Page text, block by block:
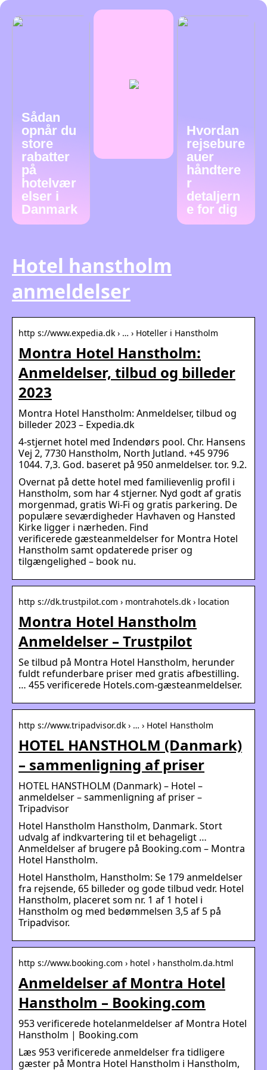
Sådan
opnår du
store
rabatter
på
hotelvær
elser i
Danmark
Hvordan
rejsebure
auer
håndtere
r
detaljern
e for dig
Hotel hanstholm
anmeldelser
http s://www.expedia.dk › … › Hoteller i Hanstholm
Montra Hotel Hanstholm:
Anmeldelser, tilbud og billeder
2023
Montra Hotel Hanstholm: Anmeldelser, tilbud og
billeder 2023 – Expedia.dk
4-stjernet hotel med Indendørs pool. Chr. Hansens
Vej 2, 7730 Hanstholm, North Jutland. +45 9796
1044. 7,3. God. baseret på 950 anmeldelser. tor. 9.2.
Overnat på dette hotel med familievenlig profil i
Hanstholm, som har 4 stjerner. Nyd godt af gratis
morgenmad, gratis Wi-Fi og gratis parkering. De
populære seværdigheder Havhaven og Hansted
Kirke ligger i nærheden. Find
verificerede gæsteanmeldelser for Montra Hotel
Hanstholm samt opdaterede priser og
tilgængelighed – book nu.
http s://dk.trustpilot.com › montrahotels.dk › location
Montra Hotel Hanstholm
Anmeldelser – Trustpilot
Se tilbud på Montra Hotel Hanstholm, herunder
fuldt refunderbare priser med gratis afbestilling.
… 455 verificerede Hotels.com-gæsteanmeldelser.
http s://www.tripadvisor.dk › … › Hotel Hanstholm
HOTEL HANSTHOLM (Danmark)
– sammenligning af priser
HOTEL HANSTHOLM (Danmark) – Hotel –
anmeldelser – sammenligning af priser –
Tripadvisor
Hotel Hanstholm Hanstholm, Danmark. Stort
udvalg af indkvartering til et behageligt …
Anmeldelser af brugere på Booking.com – Montra
Hotel Hanstholm.
Hotel Hanstholm, Hanstholm: Se 179 anmeldelser
fra rejsende, 65 billeder og gode tilbud vedr. Hotel
Hanstholm, placeret som nr. 1 af 1 hotel i
Hanstholm og med bedømmelsen 3,5 af 5 på
Tripadvisor.
http s://www.booking.com › hotel › hanstholm.da.html
Anmeldelser af Montra Hotel
Hanstholm – Booking.com
953 verificerede hotelanmeldelser af Montra Hotel
Hanstholm | Booking.com
Læs 953 verificerede anmeldelser fra tidligere
gæster på Montra Hotel Hanstholm i Hanstholm,